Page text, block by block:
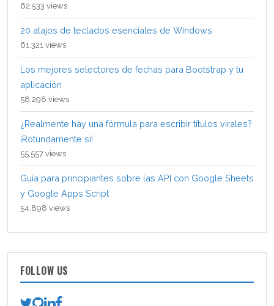
62,533 views
20 atajos de teclados esenciales de Windows
61,321 views
Los mejores selectores de fechas para Bootstrap y tu
aplicación
58,298 views
¿Realmente hay una fórmula para escribir títulos virales?
¡Rotundamente sí!
55,557 views
Guía para principiantes sobre las API con Google Sheets
y Google Apps Script
54,898 views
FOLLOW US